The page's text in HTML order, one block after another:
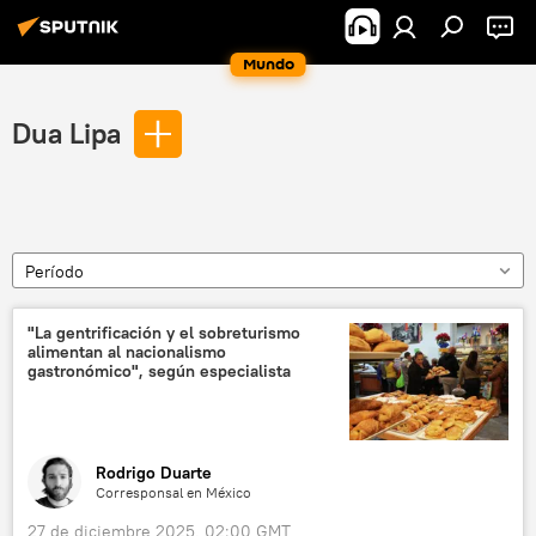
Mundo
Dua Lipa
Período
"La gentrificación y el sobreturismo
alimentan al nacionalismo
gastronómico", según especialista
Rodrigo Duarte
Corresponsal en México